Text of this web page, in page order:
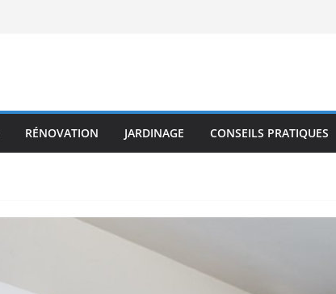
RÉNOVATION JARDINAGE CONSEILS PRATIQUES